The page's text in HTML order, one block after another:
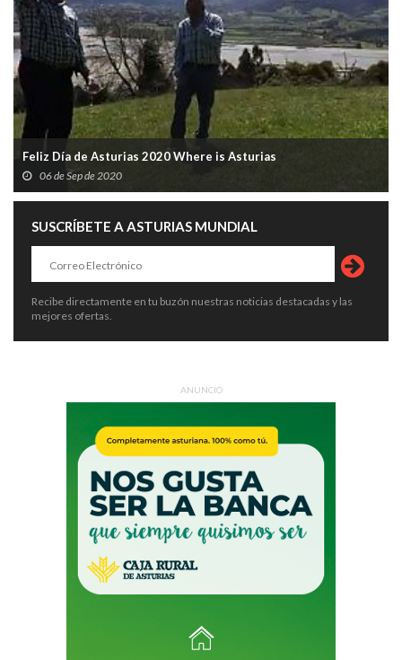
Feliz Día de Asturias 2020 Where is Asturias
06 de Sep de 2020
SUSCRÍBETE A ASTURIAS MUNDIAL
Recibe directamente en tu buzón nuestras noticias destacadas y las
mejores ofertas.
ANUNCIO